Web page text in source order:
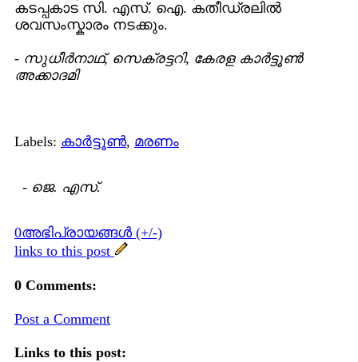
കടപ്പകാട സി. എസ്. ഐ. കതീഡ്രലില്‍
ശവസംസ്കാരം നടക്കും.
- സുധീര്‍നാഥ്, സെക്രട്ടറി, കേരള കാര്‍ട്ടൂണ്‍
അക്കാദമി
Labels: കാര്‍ട്ടൂണ്‍, മരണം
- ജെ. എസ്.
0അഭിപ്രായങ്ങള്‍ (+/-)
links to this post
0 Comments:
Post a Comment
Links to this post: